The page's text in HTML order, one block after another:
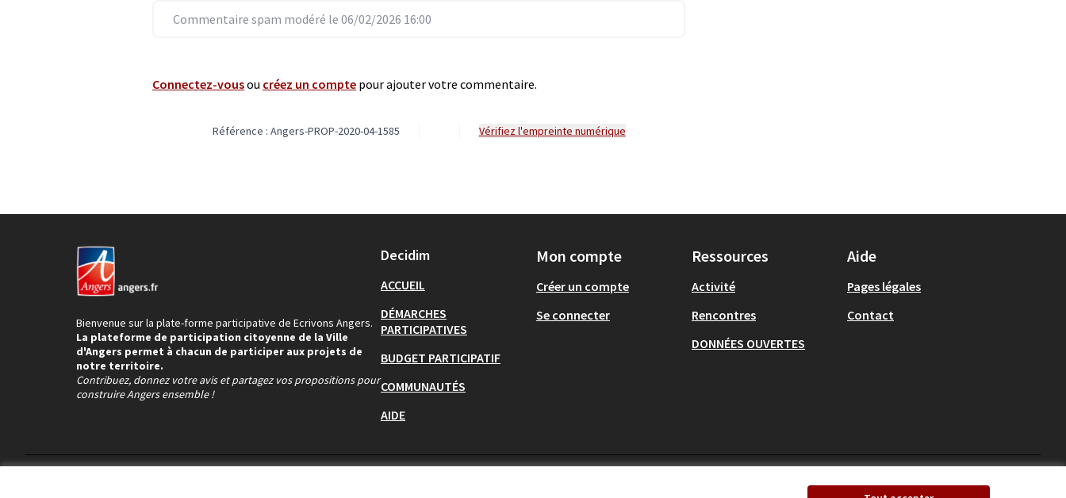
Commentaire spam modéré le 06/02/2026 16:00
Connectez-vousou créez un compte pour ajouter votre commentaire.
Référence : Angers-PROP-2020-04-1585 Vérifiez l'empreinte numérique
Bienvenue sur la plate-forme participative de Ecrivons Angers.
La plateforme de participation citoyenne de la Ville
d'Angers permet à chacun de participer aux projets de
notre territoire.
Contribuez, donnez votre avis et partagez vos propositions pour
construire Angers ensemble !
Decidim
ACCUEIL
DÉMARCHES
PARTICIPATIVES
BUDGET PARTICIPATIF
COMMUNAUTÉS
AIDE
Mon compte
Créer un compte
Se connecter
Ressources
Activité
Rencontres
DONNÉES OUVERTES
Aide
Pages légales
Contact